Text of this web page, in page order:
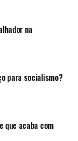
na
para socialismo?
que acaba com